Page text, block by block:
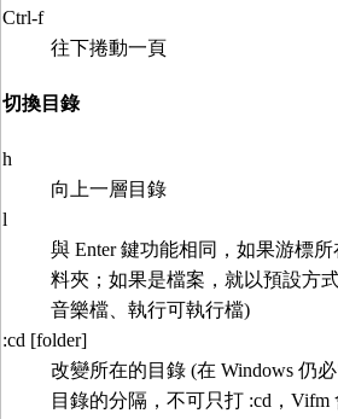
Ctrl-f
往下捲動一頁
切換目錄
h
向上一層目錄
l
與 Enter 鍵功能相同，如果游標
料夾；如果是檔案，就以預設方
音樂檔、執行可執行檔)
:cd [folder]
改變所在的目錄 (在 Windows 仍
目錄的分隔，不可只打 :cd，Vifm